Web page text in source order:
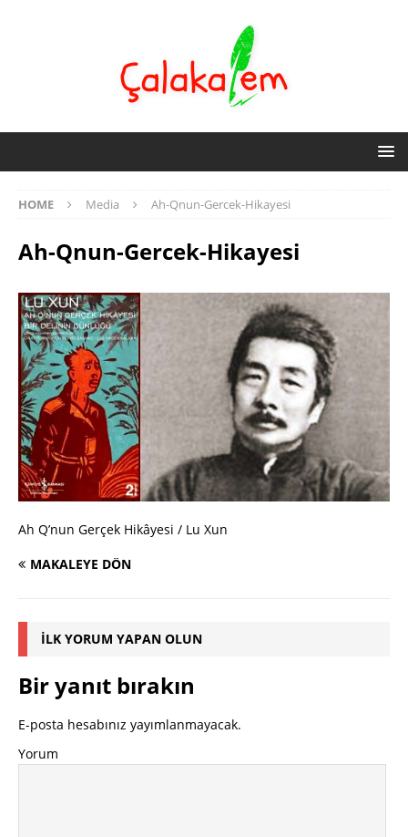
HOME Media Ah-Qnun-Gercek-Hikayesi
Ah-Qnun-Gercek-Hikayesi
Ah Q’nun Gerçek Hikâyesi / Lu Xun
MAKALEYE DÖN
İLK YORUM YAPAN OLUN
Bir yanıt bırakın
E-posta hesabınız yayımlanmayacak.
Yorum